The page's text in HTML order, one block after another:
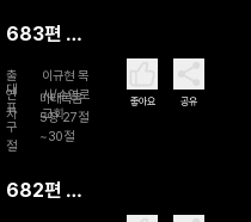
683편 성
떻게 할 것
인가?
출
연
자
이규현 목
사/수영로
교회
대
표
구
절
마태복음
5장 27절
~30절
좋아요 공유
682편 예